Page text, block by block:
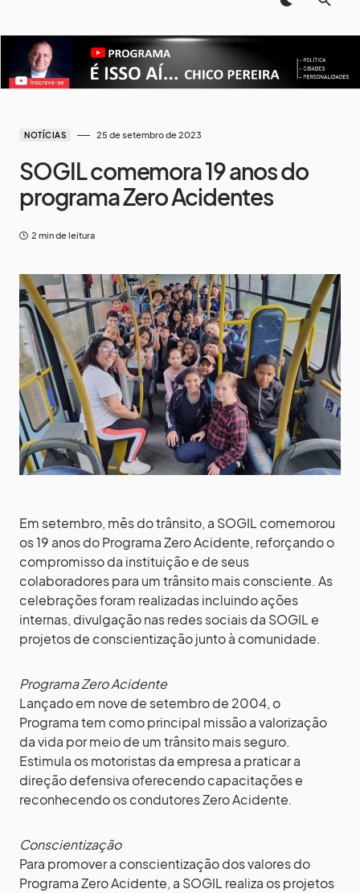
NOTÍCIAS 25 de setembro de 2023
SOGIL comemora 19 anos do
programa Zero Acidentes
2 min de leitura
Em setembro, mês do trânsito, a SOGIL comemorou
os 19 anos do Programa Zero Acidente, reforçando o
compromisso da instituição e de seus
colaboradores para um trânsito mais consciente. As
celebrações foram realizadas incluindo ações
internas, divulgação nas redes sociais da SOGIL e
projetos de conscientização junto à comunidade.
Programa Zero Acidente
Lançado em nove de setembro de 2004, o
Programa tem como principal missão a valorização
da vida por meio de um trânsito mais seguro.
Estimula os motoristas da empresa a praticar a
direção defensiva oferecendo capacitações e
reconhecendo os condutores Zero Acidente.
Conscientização
Para promover a conscientização dos valores do
Programa Zero Acidente, a SOGIL realiza os projetos